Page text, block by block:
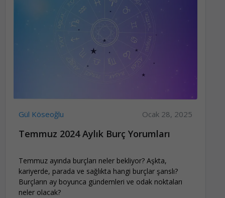
Gül Köseoğlu Ocak 28, 2025
Temmuz 2024 Aylık Burç Yorumları
Temmuz ayında burçları neler bekliyor? Aşkta,
kariyerde, parada ve sağlıkta hangi burçlar şanslı?
Burçların ay boyunca gündemleri ve odak noktaları
neler olacak?